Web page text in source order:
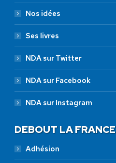
Nos idées
Ses livres
NDA sur Twitter
NDA sur Facebook
NDA sur Instagram
DEBOUT LA FRANCE
Adhésion